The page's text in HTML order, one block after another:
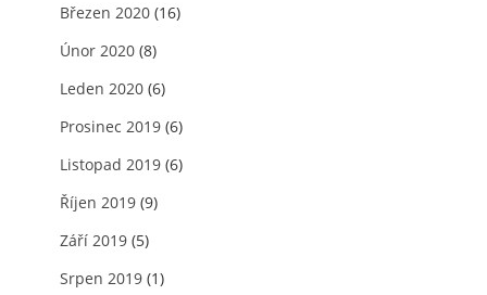
Březen 2020 (16)
Únor 2020 (8)
Leden 2020 (6)
Prosinec 2019 (6)
Listopad 2019 (6)
Říjen 2019 (9)
Září 2019 (5)
Srpen 2019 (1)